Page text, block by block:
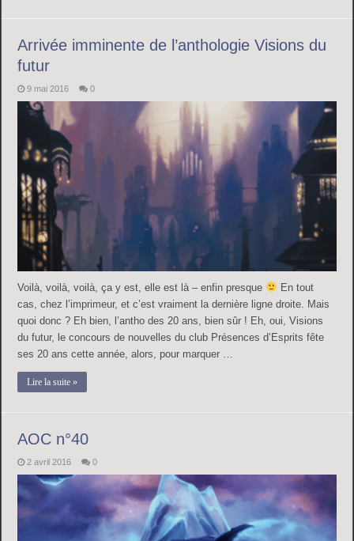
Arrivée imminente de l’anthologie Visions du
futur
9 mai 2016 0
Voilà, voilà, voilà, ça y est, elle est là – enfin presque
En tout
cas, chez l’imprimeur, et c’est vraiment la dernière ligne droite. Mais
quoi donc ? Eh bien, l’antho des 20 ans, bien sûr ! Eh, oui, Visions
du futur, le concours de nouvelles du club Présences d’Esprits fête
ses 20 ans cette année, alors, pour marquer …
Lire la suite »
AOC n°40
2 avril 2016 0